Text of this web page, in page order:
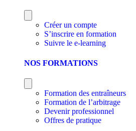
Créer un compte
S’inscrire en formation
Suivre le e-learning
NOS FORMATIONS
Formation des entraîneurs
Formation de l’arbitrage
Devenir professionnel
Offres de pratique